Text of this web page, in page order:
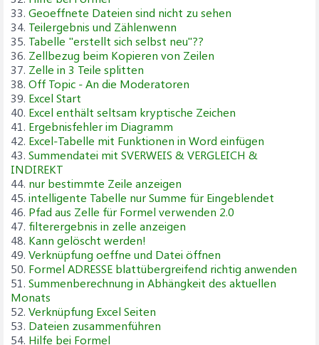
33. Geoeffnete Dateien sind nicht zu sehen
34. Teilergebnis und Zählenwenn
35. Tabelle "erstellt sich selbst neu"??
36. Zellbezug beim Kopieren von Zeilen
37. Zelle in 3 Teile splitten
38. Off Topic - An die Moderatoren
39. Excel Start
40. Excel enthält seltsam kryptische Zeichen
41. Ergebnisfehler im Diagramm
42. Excel-Tabelle mit Funktionen in Word einfügen
43. Summendatei mit SVERWEIS & VERGLEICH &
INDIREKT
44. nur bestimmte Zeile anzeigen
45. intelligente Tabelle nur Summe für Eingeblendet
46. Pfad aus Zelle für Formel verwenden 2.0
47. filterergebnis in zelle anzeigen
48. Kann gelöscht werden!
49. Verknüpfung oeffne und Datei öffnen
50. Formel ADRESSE blattübergreifend richtig anwenden
51. Summenberechnung in Abhängkeit des aktuellen
Monats
52. Verknüpfung Excel Seiten
53. Dateien zusammenführen
54. Hilfe bei Formel